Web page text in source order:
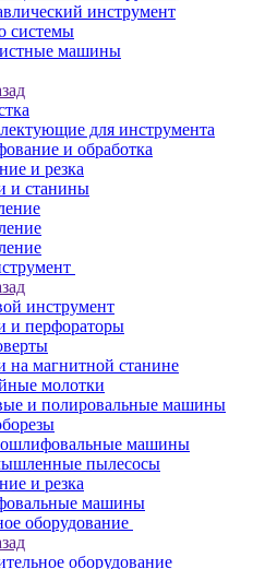
инструмент
системы
машины
для инструмента
и обработка
и резка
и станины
инструмент
и перфораторы
на магнитной станине
молотки
и полировальные машины
машины
пылесосы
и резка
машины
оборудование
оборудование